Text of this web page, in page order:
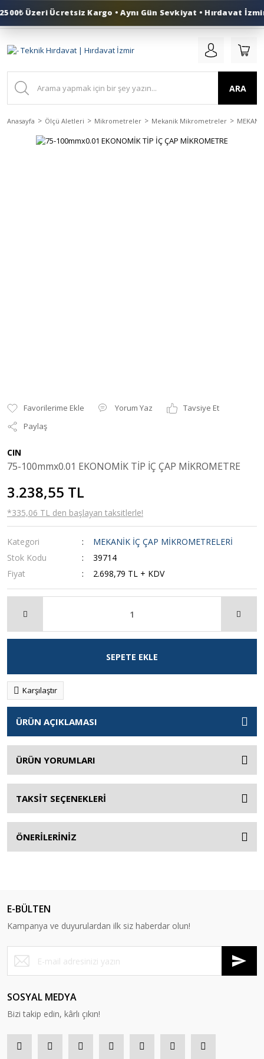
0 (553) 324 41 50
ARA
Anasayfa Ölçü Aletleri Mikrometreler Mekanik Mikrometreler
Yorum Yaz
Tavsiye Et
Paylaş
CIN
75-100mmx0.01 EKONOMİK TİP İÇ ÇAP MİKROMETRE
3.238,55 TL
*335,06 TL den başlayan taksitlerle!
Kategori
MEKANİK İÇ ÇAP MİKROMETRELERİ
Stok Kodu
39714
Fiyat
2.698,79 TL + KDV
SEPETE EKLE
Karşılaştır
ÜRÜN AÇIKLAMASI
ÜRÜN YORUMLARI
TAKSİT SEÇENEKLERİ
ÖNERİLERİNİZ
E-BÜLTEN
Kampanya ve duyurulardan ilk siz haberdar olun!
SOSYAL MEDYA
Bizi takip edin, kârlı çıkın!
Üzeri Ücretsiz Kargo • Aynı Gün Sevkiyat • Hırdavat İzmir